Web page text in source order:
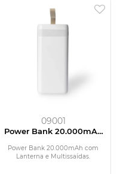
09001
Power Bank 20.000mAh
Multissaídas
Power Bank 20.000mAh com
Lanterna e Multissaídas.